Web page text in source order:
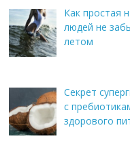
Как простая
людей не
летом
Секрет
с
здорового